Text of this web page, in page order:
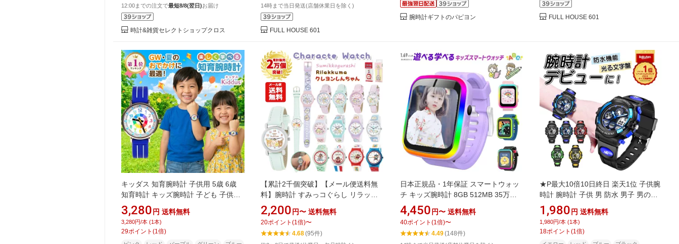
12:00までの注文で最短8/8(翌日)お届け
時計&雑貨セレクトショップクロス
14時まで当日発送(店舗休業日を除く)
FULL HOUSE 601
娘 誕生日
腕時計ギフトのパピヨン FULL HOUSE 601
キッダス 知育腕時計 子供用 5歳 6歳
知育時計 キッズ腕時計 子ども 子供用
腕時計 アナログ 防水 誕生日 プレゼン
ト クリスマス ギフト 贈り物 小学生 防
水 軽い 軽量 子ども 時計 知育 4歳 女
の子 男の子
3,280 円 送料無料
3,280円/本 (1本)
29ポイント (1倍)
【累計2千個突破】【メール便送料無
料】腕時計 すみっコぐらし リラック
マ クレヨンしんちゃん 時計 リストウ
ォッチ 合皮 PVC シリコン プラ ベルト
アナログ キッズ ジュニア 子供用 女の
子 保育園 幼稚園 小学生 小学校 レディ
2,200 円〜 送料無料
20ポイント (1倍)〜
4.68(95件)
日本正規品・1年保証 スマートウォッ
チ キッズ腕時計 8GB 512MB 35万画
素 英語学習 知育玩具 子供 自撮りカメ
ラ ゲーム 音楽 アラーム 歩数計 録画録
音 入園入学祝い 女の子 男の子 おもち
ゃ 誕生日 プレゼント 子供 ギフト
4,450 円〜 送料無料
40ポイント (1倍)〜
4.49(148件)
★P最大10倍10日終日 楽天1位 子供腕
時計 腕時計 子供 男 防水 男子 男の子
女の子 子供 子供用 こども 子ども デジ
タル アナログ アラーム 光る おもちゃ
キッズ腕時計 キッズ キッズ用 小学校
小学生 かっこいい スポーツウォッチ
1,980 円 送料無料
1,980円/本 (1本)
18ポイント (1倍)